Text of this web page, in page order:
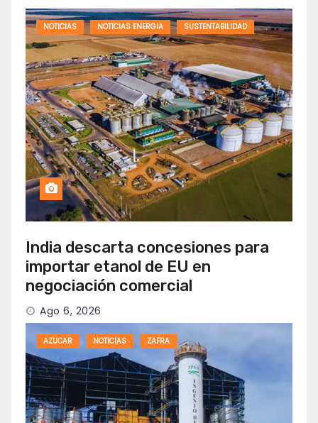
NOTICIAS NOTICIAS ENERGIA SUSTENTABILIDAD
India descarta concesiones para
importar etanol de EU en
negociación comercial
Ago 6, 2026
AZUCAR NOTICIAS ZAFRA